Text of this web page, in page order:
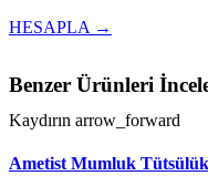
HESAPLA →
Benzer Ürünleri
Kaydırın arrow_forward
Ametist Mumluk Tütsülük